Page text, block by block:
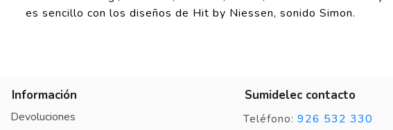
es sencillo con los diseños de Hit by Niessen, sonido Simon.
Información
Devoluciones
Sumidelec contacto
Teléfono: 926 532 330